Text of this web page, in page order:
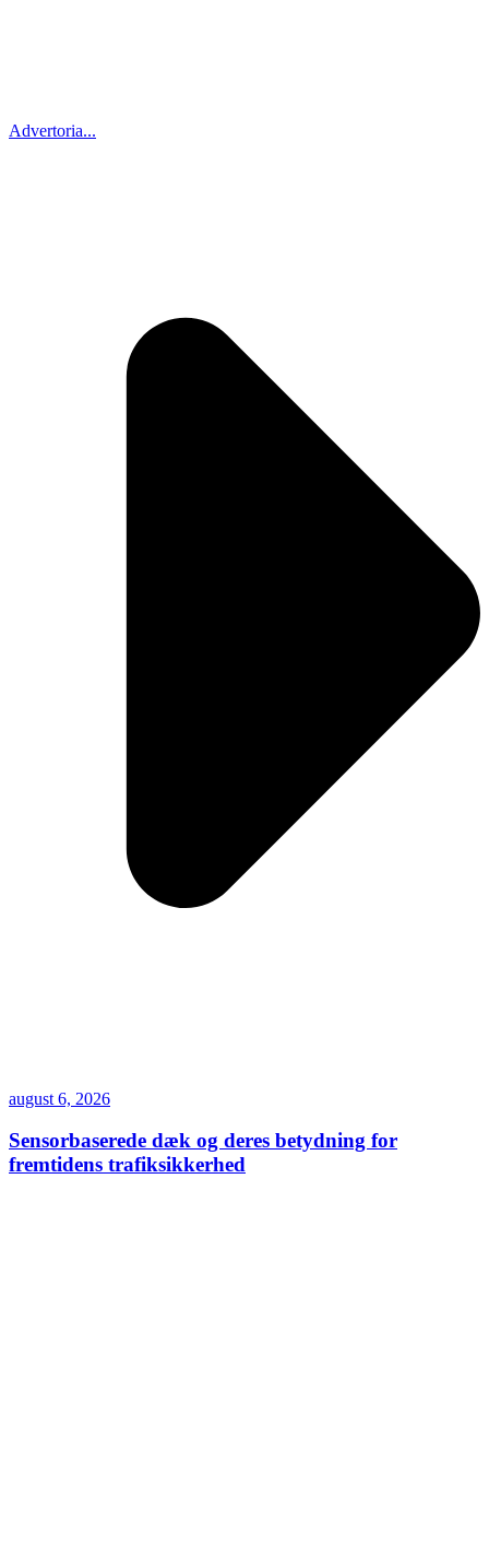
Advertoria...
august 6, 2026
Sensorbaserede dæk og deres betydning for
fremtidens trafiksikkerhed